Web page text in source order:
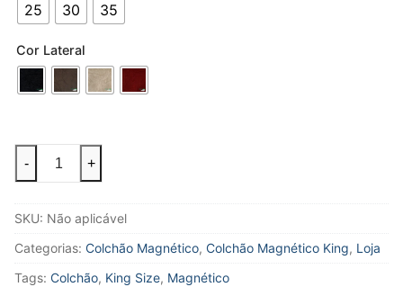
25 30 35
Cor Lateral
Colchão
King
Size
Linha
Magnético
quantidade
- +
SKU: Não aplicável
Categorias: Colchão Magnético, Colchão Magnético King, Loja
Tags: Colchão, King Size, Magnético